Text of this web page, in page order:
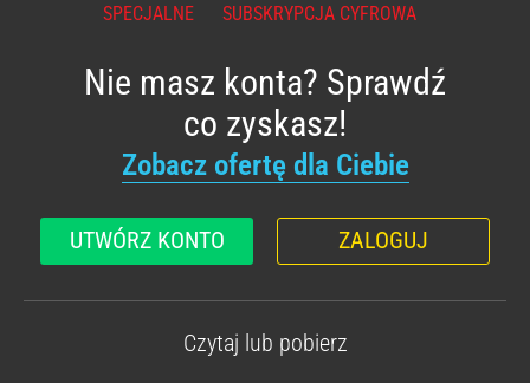
SPECJALNE
SUBSKRYPCJA CYFROWA
Nie masz konta? Sprawdź
co zyskasz!
Zobacz ofertę dla Ciebie
UTWÓRZ KONTO ZALOGUJ
Czytaj lub pobierz